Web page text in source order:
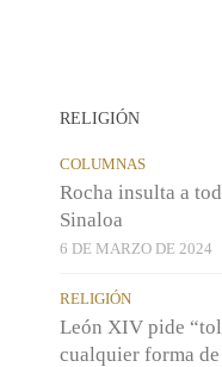
RELIGIÓN
COLUMNAS
Rocha insulta a
Sinaloa
6 DE MARZO DE 2024
RELIGIÓN
León XIV pide
cualquier forma